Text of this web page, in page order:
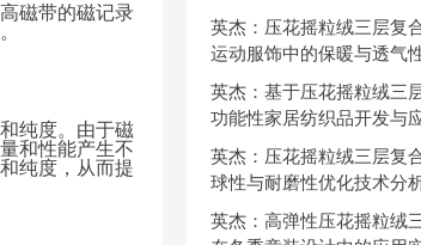
磁带的磁记录
纯度。由于磁
和性能产生不
纯度，从而提
英杰：压花摇粒绒三层复
运动服饰中的保暖与透气
英杰：基于压花摇粒绒三
功能性家居纺织品开发与
英杰：压花摇粒绒三层复
球性与耐磨性优化技术分
英杰：高弹性压花摇粒绒